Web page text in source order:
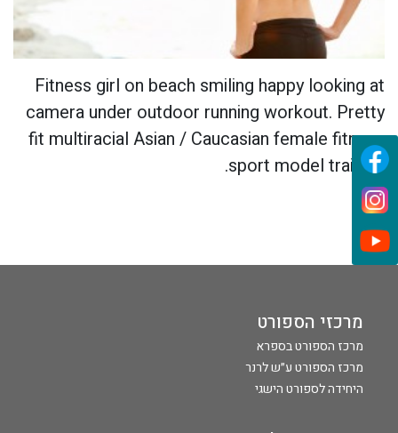
Fitness girl on beach smiling happy looking at
camera under outdoor running workout. Pretty
fit multiracial Asian / Caucasian female fitness
sport model training.
מרכזי הספורט
מרכז הספורט בספרא
מרכז הספורט ע״ש לרנר
היחידה לספורט הישגי